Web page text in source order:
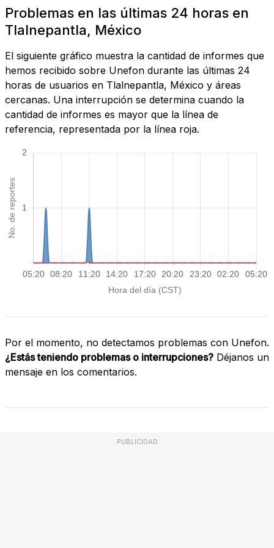
Problemas en las últimas 24 horas en
Tlalnepantla, México
El siguiente gráfico muestra la cantidad de informes que
hemos recibido sobre Unefon durante las últimas 24
horas de usuarios en Tlalnepantla, México y áreas
cercanas. Una interrupción se determina cuando la
cantidad de informes es mayor que la línea de
referencia, representada por la línea roja.
Por el momento, no detectamos problemas con Unefon.
¿Estás teniendo problemas o interrupciones? Déjanos un
mensaje en los comentarios.
PUBLICIDAD